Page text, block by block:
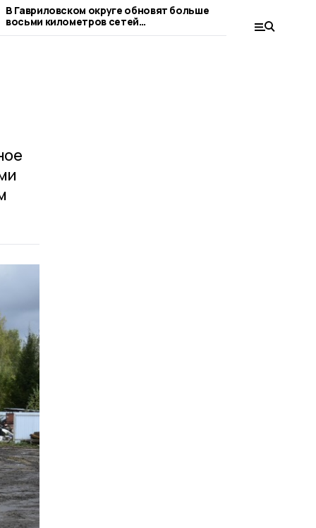
В Гавриловском округе обновят больше
восьми километров сетей
водоснабжения
ограждение